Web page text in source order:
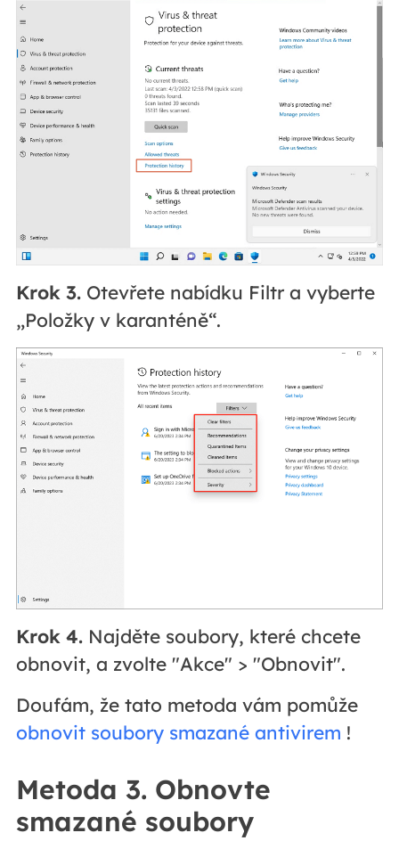
Krok 3.Otevřete nabídku Filtr a vyberte
„Položky v karanténě“.
Krok 4.Najděte soubory, které chcete
obnovit, a zvolte "Akce" > "Obnovit".
Doufám, že tato metoda vám pomůže
obnovit soubory smazané antivirem !
Metoda 3. Obnovte
smazané soubory